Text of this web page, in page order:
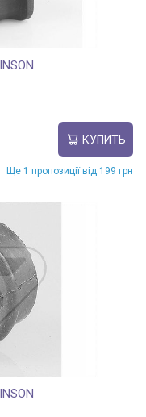
КУПИТЬ
Ще 1 пропозиції від 199 грн